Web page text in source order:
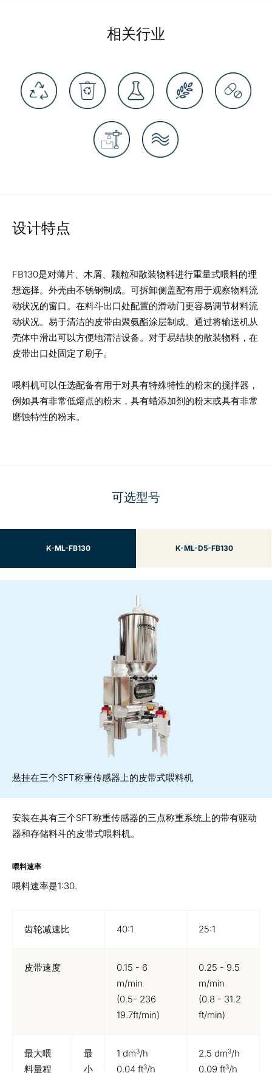
相关行业
设计特点
FB130是对薄片、木屑、颗粒和散装物料进行重量式喂料的理
想选择。外壳由不锈钢制成。可拆卸侧盖配有用于观察物料流
动状况的窗口。在料斗出口处配置的滑动门更容易调节材料流
动状况。易于清洁的皮带由聚氨酯涂层制成。通过将输送机从
壳体中滑出可以方便地清洁设备。对于易结块的散装物料，在
皮带出口处固定了刷子。
喂料机可以任选配备有用于对具有特殊特性的粉末的搅拌器，
例如具有非常低熔点的粉末，具有蜡添加剂的粉末或具有非常
磨蚀特性的粉末。
可选型号
K-ML-FB130 K-ML-D5-FB130
悬挂在三个SFT称重传感器上的皮带式喂料机
安装在具有三个SFT称重传感器的三点称重系统上的带有驱动
器和存储料斗的皮带式喂料机。
喂料速率
喂料速率是1:30.
齿轮减速比 40:1 25:1
皮带速度
0.15 - 6
m/min
(0.5- 236
19.7ft/min)
0.25 - 9.5
m/min
(0.8 - 31.2
ft/min)
最大喂
料量程
最
小
1 dm3/h
0.04 ft3/h
2.5 dm3/h
0.09 ft3/h